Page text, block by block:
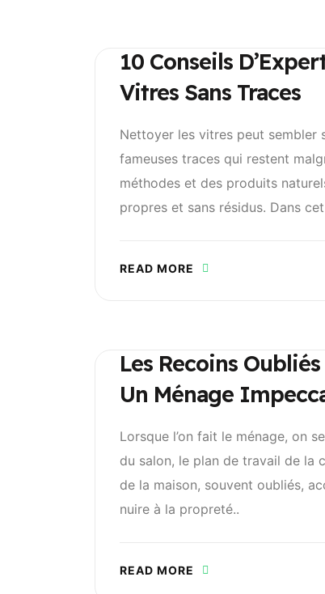
10 Conseils
Vitres Sans Traces
Nettoyer les vitres peut sembler
fameuses traces qui restent
méthodes et des produits
propres et sans résidus. Dans
READ MORE
Les Recoins
Un Ménage
Lorsque l’on fait le ménage, on
du salon, le plan de travail de la
de la maison, souvent oubliés,
nuire à la propreté..
READ MORE